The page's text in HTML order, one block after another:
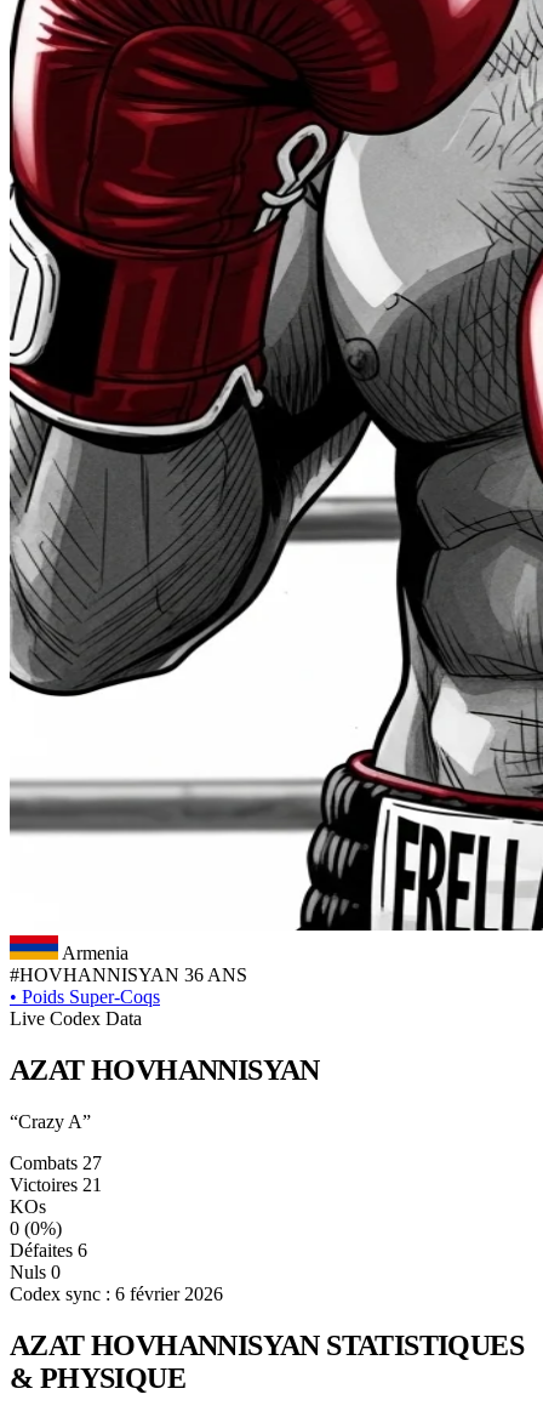
Armenia
#HOVHANNISYAN 36 ANS
• Poids Super-Coqs
Live Codex Data
AZATHOVHANNISYAN
“Crazy A”
Combats 27
Victoires 21
KOs
0 (0%)
Défaites 6
Nuls 0
Codex sync : 6 février 2026
AZAT HOVHANNISYAN STATISTIQUES
& PHYSIQUE